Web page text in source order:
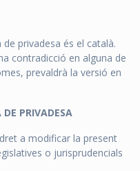
privadesa és el català.
contradicció en alguna de
prevaldrà la versió en
PRIVADESA
a modificar la present
o jurisprudencials.